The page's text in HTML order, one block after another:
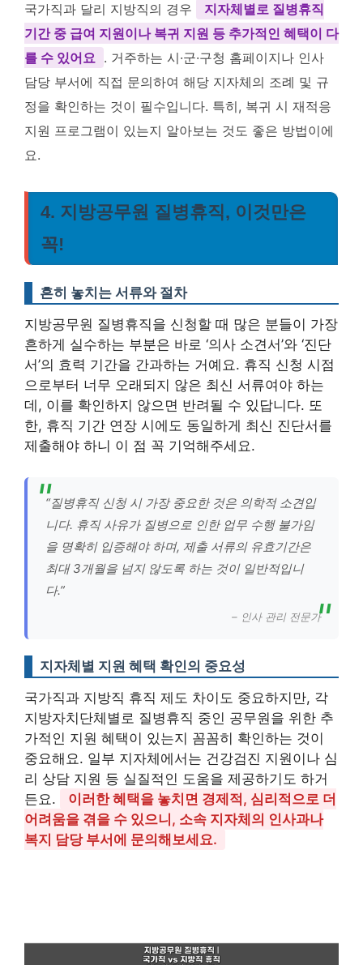
국가직과 달리 지방직의 경우
지자체별로 질병휴직
기간 중 급여 지원이나 복귀 지원 등 추가적인 혜택이 다
를 수 있어요 . 거주하는 시·군·구청 홈페이지나 인사
담당 부서에 직접 문의하여 해당 지자체의 조례 및 규
정을 확인하는 것이 필수입니다. 특히, 복귀 시 재적응
지원 프로그램이 있는지 알아보는 것도 좋은 방법이에
요.
4. 지방공무원 질병휴직, 이것만은
꼭!
흔히 놓치는 서류와 절차
지방공무원 질병휴직을 신청할 때 많은 분들이 가장
흔하게 실수하는 부분은 바로 ‘의사 소견서’와 ‘진단
서’의 효력 기간을 간과하는 거예요. 휴직 신청 시점
으로부터 너무 오래되지 않은 최신 서류여야 하는
데, 이를 확인하지 않으면 반려될 수 있답니다. 또
한, 휴직 기간 연장 시에도 동일하게 최신 진단서를
제출해야 하니 이 점 꼭 기억해주세요.
“질병휴직 신청 시 가장 중요한 것은 의학적 소견입
니다. 휴직 사유가 질병으로 인한 업무 수행 불가임
을 명확히 입증해야 하며, 제출 서류의 유효기간은
최대 3개월을 넘지 않도록 하는 것이 일반적입니
다.”
– 인사 관리 전문가
지자체별 지원 혜택 확인의 중요성
국가직과 지방직 휴직 제도 차이도 중요하지만, 각
지방자치단체별로 질병휴직 중인 공무원을 위한 추
가적인 지원 혜택이 있는지 꼼꼼히 확인하는 것이
중요해요. 일부 지자체에서는 건강검진 지원이나 심
리 상담 지원 등 실질적인 도움을 제공하기도 하거
든요.
이러한 혜택을 놓치면 경제적, 심리적으로 더
어려움을 겪을 수 있으니, 소속 지자체의 인사과나
복지 담당 부서에 문의해보세요.